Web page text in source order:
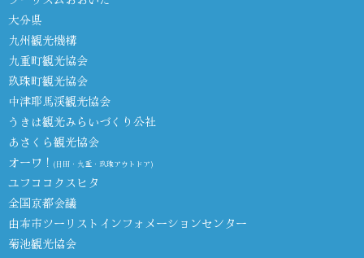
大分県
九州観光機構
九重町観光協会
玖珠町観光協会
中津耶馬渓観光協会
うきは観光みらいづくり公社
あさくら観光協会
オーワ！ (日田・九重・玖珠アウトドア)
ユフココクスヒタ
全国京都会議
由布市ツーリストインフォメーションセンター
菊池観光協会